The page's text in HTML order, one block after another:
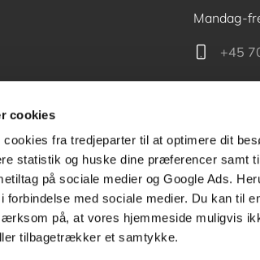
cookies
fra tredjeparter til at optimere dit
statistik og huske dine præferencer samt
på sociale medier og Google Ads.
forbindelse med sociale medier. Du kan til
på, at vores hjemmeside muligvis
tilbagetrækker et samtykke.
Mandag-
+45
Kontakt
+45